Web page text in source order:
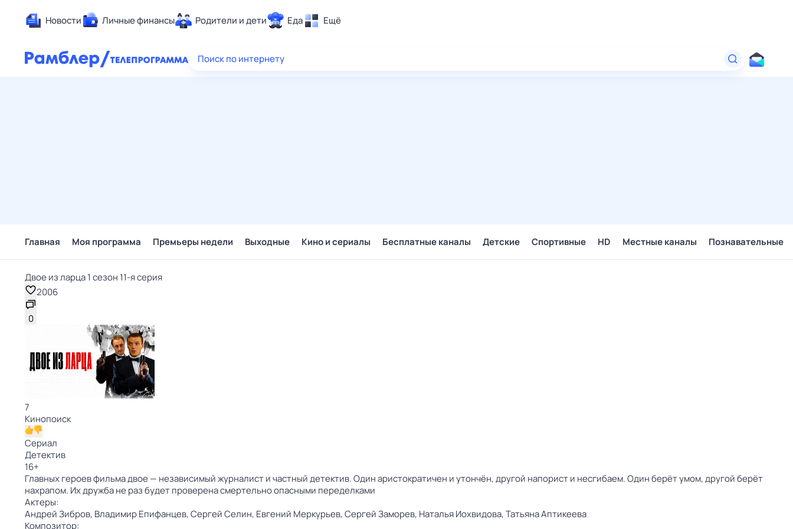
Новости Личные финансы Родители и дети Еда Ещё
Здоровье
Поиск по интернету
Главная Моя программа Премьеры недели Выходные Кино и сериалы Бесплатные каналы Детские Спортивные HD Местные каналы Познавательные
Двое из ларца 1 сезон 11-я серия
2006
0
7
Кинопоиск
Сериал
Детектив
16+
Главных героев фильма двое — независимый журналист и частный детектив. Один аристократичен и утончён, другой напорист и несгибаем. Один берёт умом, другой берёт
нахрапом. Их дружба не раз будет проверена смертельно опасными переделками
Актеры:
Андрей Зибров, Владимир Епифанцев,Сергей Селин, Евгений Меркурьев,Сергей Заморев, Наталья Иохвидова,Татьяна Аптикеева
Композитор: